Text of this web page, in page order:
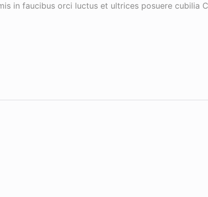
in faucibus orci luctus et ultrices posuere cubilia